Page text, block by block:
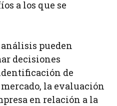
a los que se
análisis pueden
decisiones
de
la evaluación
en relación a la